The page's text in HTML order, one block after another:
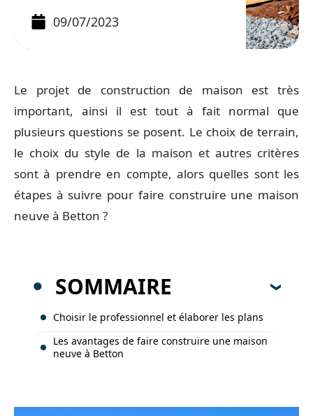
09/07/2023
Le projet de construction de maison est très
important, ainsi il est tout à fait normal que
plusieurs questions se posent. Le choix de terrain,
le choix du style de la maison et autres critères
sont à prendre en compte, alors quelles sont les
étapes à suivre pour faire construire une maison
neuve à Betton ?
SOMMAIRE
Choisir le professionnel et élaborer les plans
Les avantages de faire construire une maison
neuve à Betton